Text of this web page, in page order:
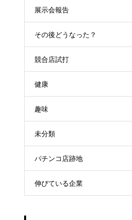
展示会報告
その後どうなった？
競合店試打
健康
趣味
未分類
パチンコ店跡地
伸びている企業